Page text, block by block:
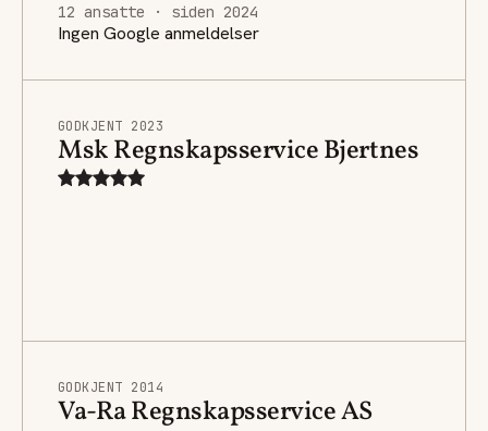
12 ansatte · siden 2024
Ingen Google anmeldelser
GODKJENT 2023
Msk Regnskapsservice Bjertnes
GODKJENT 2014
Va-Ra Regnskapsservice AS